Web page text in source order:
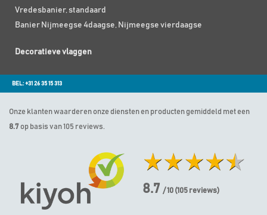
Vredesbanier, standaard
Banier Nijmeegse 4daagse, Nijmeegse vierdaagse
Decoratieve vlaggen
BEL: +31 26 35 15 313
Onze klanten waarderen onze diensten en producten gemiddeld met een
8.7 op basis van 105 reviews.
8.7 / 10 (105 reviews)